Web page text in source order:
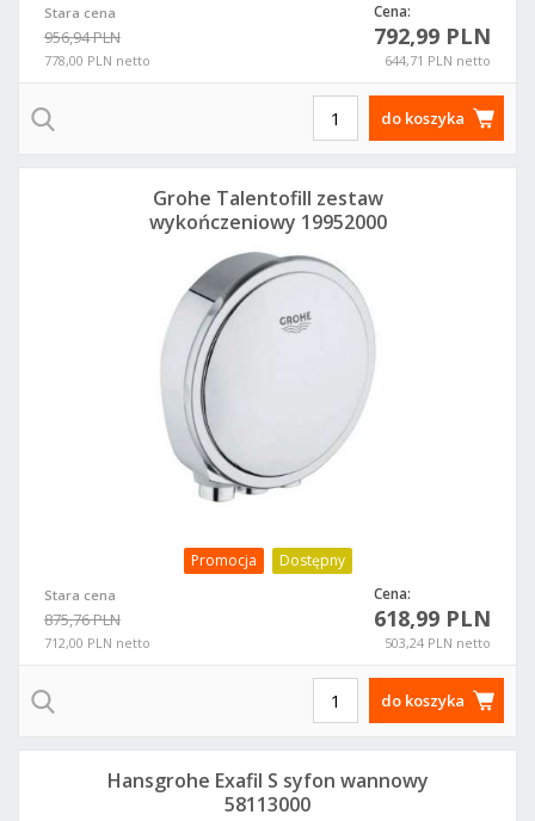
Stara cena
956,94 PLN
778,00 PLN netto
Cena:
792,99 PLN
644,71 PLN netto
do koszyka
Promocja Dostępny
Stara cena
875,76 PLN
712,00 PLN netto
Cena:
618,99 PLN
503,24 PLN netto
Grohe Talentofill zestaw
wykończeniowy 19952000
do koszyka
Hansgrohe Exafil S syfon wannowy
58113000